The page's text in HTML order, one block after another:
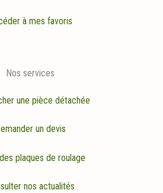
à mes favoris
Nos services
une pièce détachée
un devis
plaques de roulage
nos actualités